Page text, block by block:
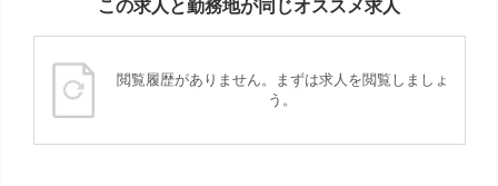
この求人と勤務地が同じオススメ求人
閲覧履歴がありません。まずは求人を閲覧しましょ
う。